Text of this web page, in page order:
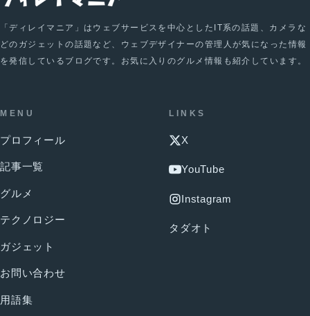
「ディレイマニア」はウェブサービスを中心としたIT系の話題、カメラな
どのガジェットの話題など、ウェブデザイナーの管理人が気になった情報
を発信しているブログです。お気に入りのグルメ情報も紹介しています。
MENU
プロフィール
記事一覧
グルメ
テクノロジー
ガジェット
お問い合わせ
用語集
LINKS
X
YouTube
Instagram
タダオト